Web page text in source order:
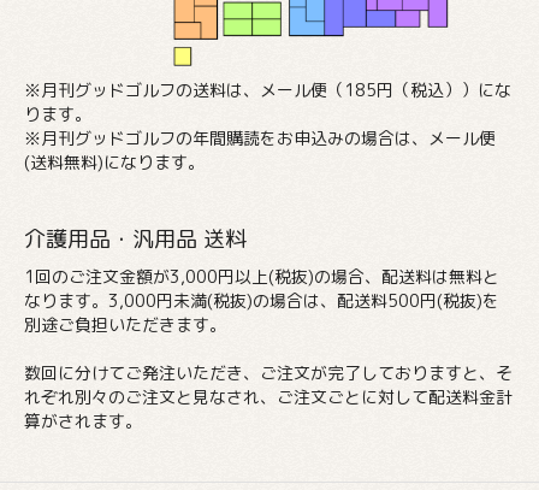
※月刊グッドゴルフの送料は、メール便（185円（税込））にな
ります。
※月刊グッドゴルフの年間購読をお申込みの場合は、メール便
(送料無料)になります。
介護用品・汎用品 送料
1回のご注文金額が3,000円以上(税抜)の場合、配送料は無料と
なります。3,000円未満(税抜)の場合は、配送料500円(税抜)を
別途ご負担いただきます。
数回に分けてご発注いただき、ご注文が完了しておりますと、そ
れぞれ別々のご注文と見なされ、ご注文ごとに対して配送料金計
算がされます。